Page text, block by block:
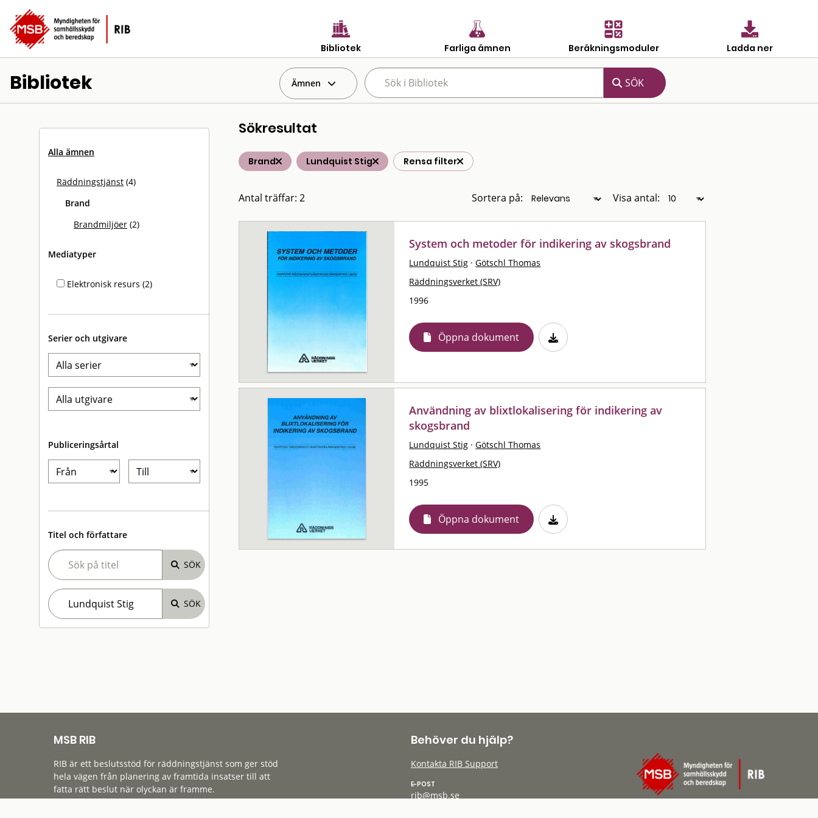
Bibliotek Farliga ämnen Beräkningsmoduler Ladda ner
Bibliotek Ämnen
Alla ämnen
Räddningstjänst (4)
Brand
Brandmiljöer (2)
Mediatyper
Elektronisk resurs (2)
Serier och utgivare
Publiceringsårtal
Titel och författare
Sökresultat
Brand Lundquist Stig Rensa filter
Antal träffar: 2 Sortera på: Visa antal:
System och metoder för indikering av skogsbrand
Lundquist Stig · Götschl Thomas
Räddningsverket (SRV)
1996
Öppna dokument
Användning av blixtlokalisering för indikering av
skogsbrand
Lundquist Stig · Götschl Thomas
Räddningsverket (SRV)
1995
Öppna dokument
MSB RIB
RIB är ett beslutsstöd för räddningstjänst som ger stöd
hela vägen från planering av framtida insatser till att
fatta rätt beslut när olyckan är framme.
Behöver du hjälp?
Kontakta RIB Support
E-POST
rib@msb.se